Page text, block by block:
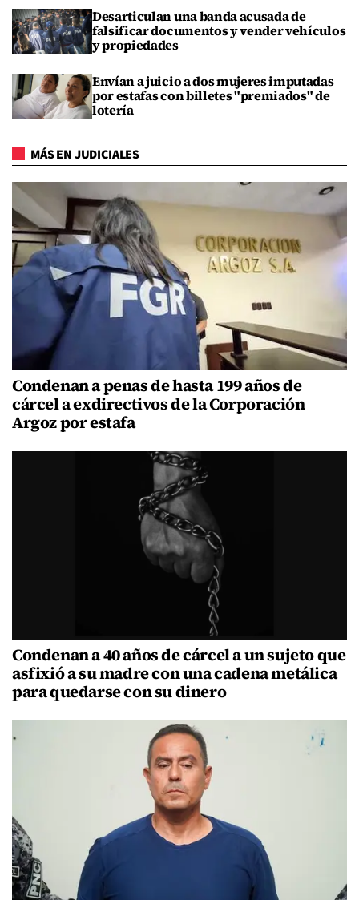
Desarticulan una banda acusada de
falsificar documentos y vender vehículos
y propiedades
Envían a juicio a dos mujeres imputadas
por estafas con billetes "premiados" de
lotería
MÁS EN JUDICIALES
Condenan a penas de hasta 199 años de
cárcel a exdirectivos de la Corporación
Argoz por estafa
Condenan a 40 años de cárcel a un sujeto que
asfixió a su madre con una cadena metálica
para quedarse con su dinero